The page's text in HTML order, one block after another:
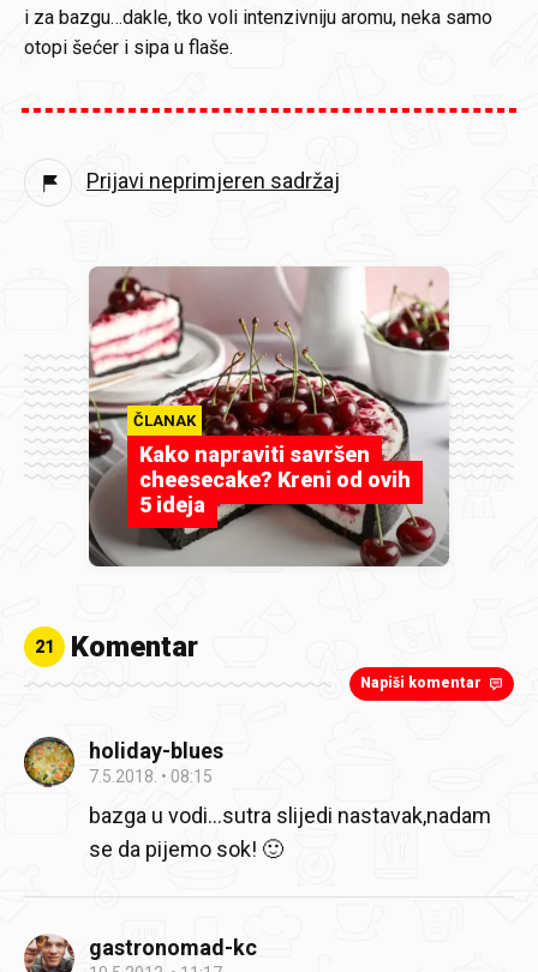
i za bazgu…dakle, tko voli intenzivniju aromu, neka samo
otopi šećer i sipa u flaše.
Prijavi neprimjeren sadržaj
ČLANAK
Kako napraviti savršen
cheesecake? Kreni od ovih
5 ideja
21 Komentar
Napiši komentar
holiday-blues
7.5.2018. 08:15
bazga u vodi...sutra slijedi nastavak,nadam
se da pijemo sok! 🙂
gastronomad-kc